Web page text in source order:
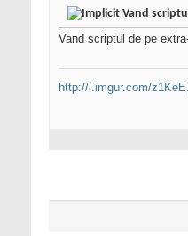
Vand
Vand scriptul de pe
http://i.imgur.com/